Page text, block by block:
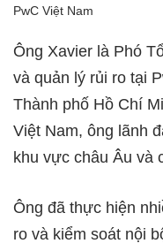
PwC Việt Nam
Ông Xavier là Phó
và quản lý rủi ro tại
Thành phố Hồ Chí
Việt Nam, ông lãnh
khu vực châu Âu và
Ông đã thực hiện
ro và kiểm soát nội